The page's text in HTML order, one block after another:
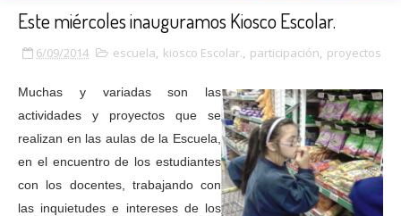
Este miércoles inauguramos Kiosco Escolar.
6/09/2014 escuela, kiosco Escolar., participación, proyectos
Muchas y variadas son las
actividades y proyectos que se
realizan en las aulas de la Escuela,
en el encuentro de los estudiantes
con los docentes, trabajando con
las inquietudes e intereses de los